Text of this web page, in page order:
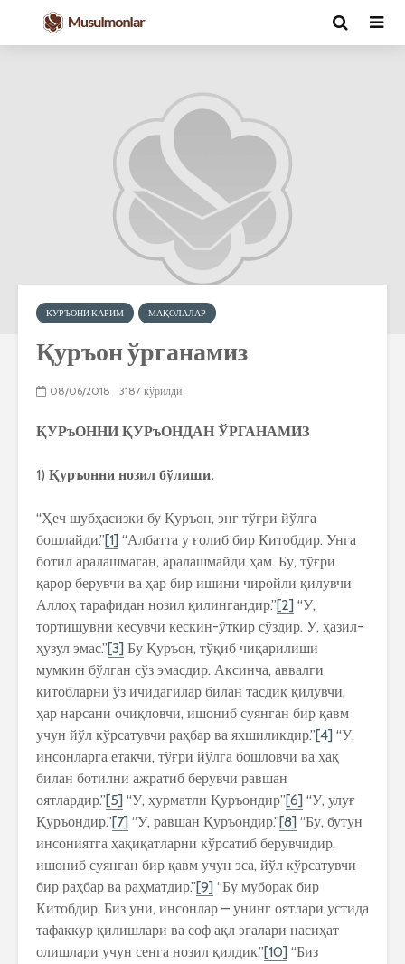
ҚУРЪОНИ КАРИМ МАҚОЛАЛАР
Қуръон ўрганамиз
08/06/2018 3187 кўрилди
ҚУРъОННИ ҚУРъОНДАН ЎРГАНАМИЗ
1) Қуръонни нозил бўлиши.
“Ҳеч шубҳасизки бу Қуръон, энг тўғри йўлга
бошлайди.”[1] “Албатта у ғолиб бир Китобдир. Унга
ботил аралашмаган, аралашмайди ҳам. Бу, тўғри
қарор берувчи ва ҳар бир ишини чиройли қилувчи
Аллоҳ тарафидан нозил қилингандир.”[2] “У,
тортишувни кесувчи кескин-ўткир сўздир. У, ҳазил-
ҳузул эмас.”[3] Бу Қуръон, тўқиб чиқарилиши
мумкин бўлган сўз эмасдир. Аксинча, аввалги
китобларни ўз ичидагилар билан тасдиқ қилувчи,
ҳар нарсани очиқловчи, ишониб суянган бир қавм
учун йўл кўрсатувчи раҳбар ва яхшиликдир.”[4] “У,
инсонларга етакчи, тўғри йўлга бошловчи ва ҳақ
билан ботилни ажратиб берувчи равшан
оятлардир.”[5] “У, ҳурматли Қуръондир”[6] “У, улуғ
Қуръондир.”[7] “У, равшан Қуръондир.”[8] “Бу, бутун
инсониятга ҳақиқатларни кўрсатиб берувчидир,
ишониб суянган бир қавм учун эса, йўл кўрсатувчи
бир раҳбар ва раҳматдир.”[9] “Бу муборак бир
Китобдир. Биз уни, инсонлар – унинг оятлари устида
тафаккур қилишлари ва соф ақл эгалари насиҳат
олишлари учун сенга нозил қилдик.”[10] “Биз